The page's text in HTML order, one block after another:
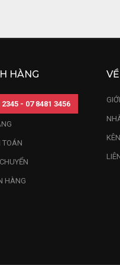
Đối
này.
có thể chọn
HÀNG
- 07 8481 3456
TOÁN
HÀNG